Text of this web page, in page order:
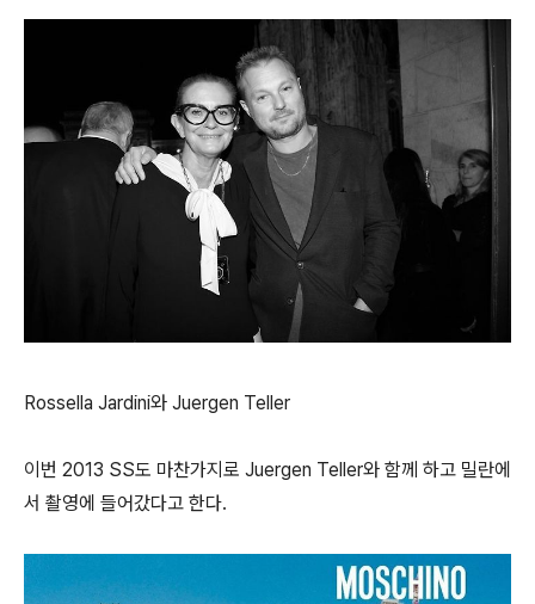
Rossella Jardini와 Juergen Teller
이번 2013 SS도 마찬가지로 Juergen Teller와 함께 하고 밀란에
서 촬영에 들어갔다고 한다.